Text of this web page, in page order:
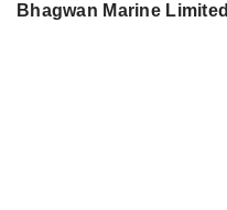
Bhagwan Marine Limited